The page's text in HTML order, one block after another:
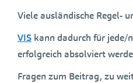
Viele ausländische Regel-
VIS kann dadurch für jede/
erfolgreich absolviert
Fragen zum Beitrag, zu